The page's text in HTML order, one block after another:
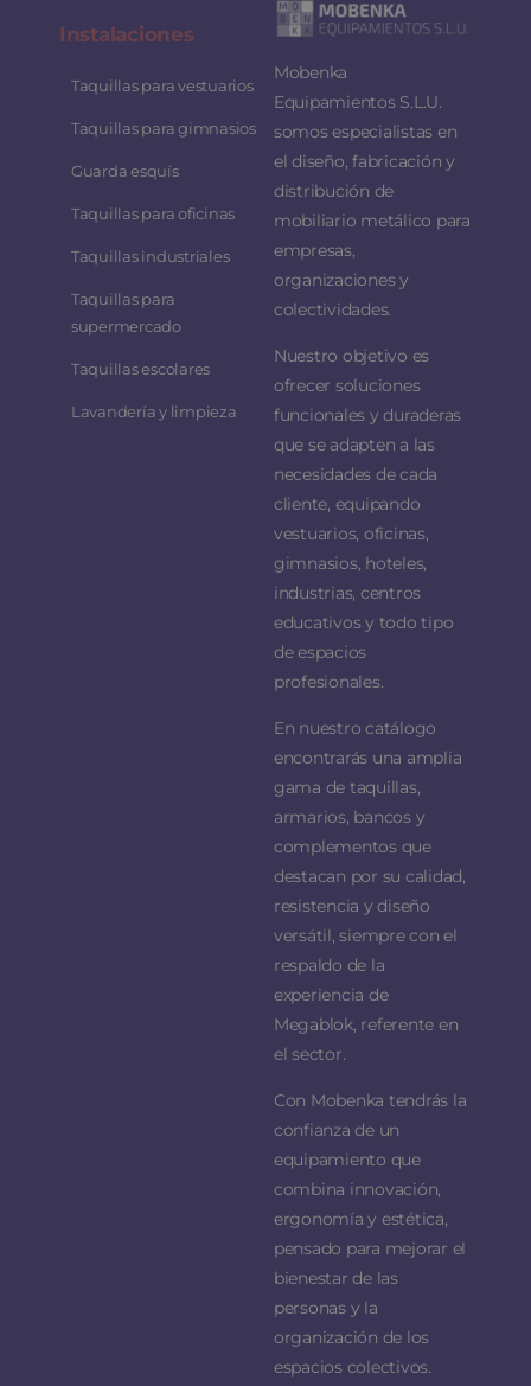
Instalaciones
Taquillas para vestuarios
Taquillas para gimnasios
Guarda esquís
Taquillas para oficinas
Taquillas industriales
Taquillas para
supermercado
Taquillas escolares
Lavandería y limpieza
Mobenka
Equipamientos S.L.U.
somos especialistas en
el diseño, fabricación y
distribución de
mobiliario metálico para
empresas,
organizaciones y
colectividades.
Nuestro objetivo es
ofrecer soluciones
funcionales y duraderas
que se adapten a las
necesidades de cada
cliente, equipando
vestuarios, oficinas,
gimnasios, hoteles,
industrias, centros
educativos y todo tipo
de espacios
profesionales.
En nuestro catálogo
encontrarás una amplia
gama de taquillas,
armarios, bancos y
complementos que
destacan por su calidad,
resistencia y diseño
versátil, siempre con el
respaldo de la
experiencia de
Megablok, referente en
el sector.
Con Mobenka tendrás la
confianza de un
equipamiento que
combina innovación,
ergonomía y estética,
pensado para mejorar el
bienestar de las
personas y la
organización de los
espacios colectivos.